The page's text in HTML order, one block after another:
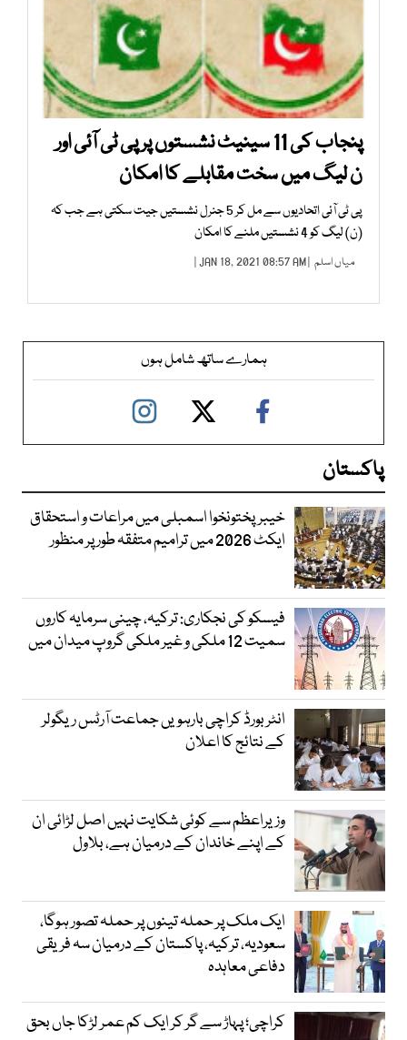
پنجاب کی 11 سینیٹ نشستوں پر پی ٹی آئی اور
ن لیگ میں سخت مقابلے کا امکان
پی ٹی آئی اتحادیوں سے مل کر 5 جنرل نشستیں جیت سکتی ہے جب کہ
(ن) لیگ کو 4 نشستیں ملنے کا امکان
میاں اسلم | JAN 18, 2021 08:57 AM |
ہمارے ساتھ شامل ہوں
پاکستان
خیبرپختونخوا اسمبلی میں مراعات و استحقاق
ایکٹ 2026 میں ترامیم متفقہ طور پر منظور
فیسکو کی نجکاری: ترکیہ، چینی سرمایہ کاروں
سمیت 12 ملکی و غیر ملکی گروپ میدان میں
انٹر بورڈ کراچی بارہویں جماعت آرٹس ریگولر
کے نتائج کا اعلان
وزیراعظم سے کوئی شکایت نہیں اصل لڑائی ان
کے اپنے خاندان کے درمیان ہے، بلاول
ایک ملک پر حملہ تینوں پر حملہ تصور ہوگا،
سعودیہ، ترکیہ، پاکستان کے درمیان سہ فریقی
دفاعی معاہدہ
کراچی؛ پہاڑ سے گر کر ایک کم عمر لڑکا جاں بحق